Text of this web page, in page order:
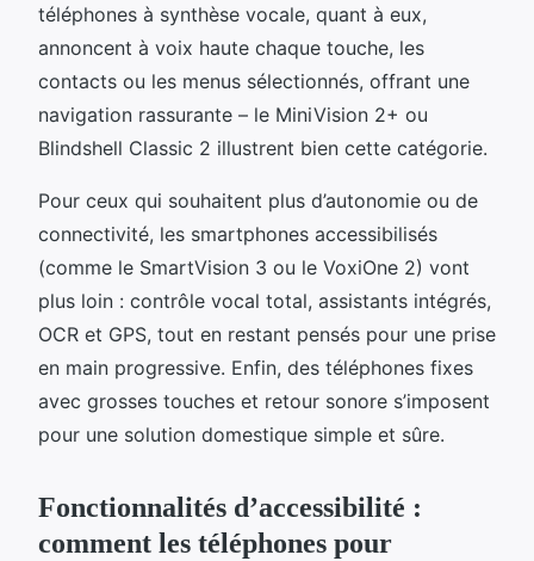
téléphones à synthèse vocale, quant à eux,
annoncent à voix haute chaque touche, les
contacts ou les menus sélectionnés, offrant une
navigation rassurante – le MiniVision 2+ ou
Blindshell Classic 2 illustrent bien cette catégorie.
Pour ceux qui souhaitent plus d’autonomie ou de
connectivité, les smartphones accessibilisés
(comme le SmartVision 3 ou le VoxiOne 2) vont
plus loin : contrôle vocal total, assistants intégrés,
OCR et GPS, tout en restant pensés pour une prise
en main progressive. Enfin, des téléphones fixes
avec grosses touches et retour sonore s’imposent
pour une solution domestique simple et sûre.
Fonctionnalités d’accessibilité :
comment les téléphones pour